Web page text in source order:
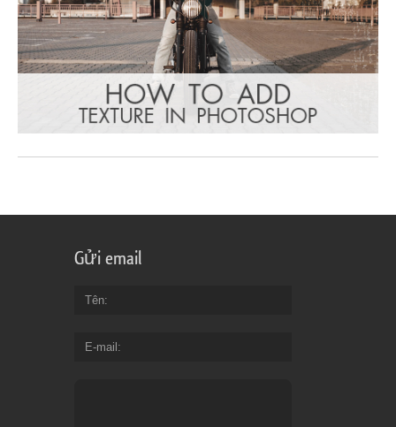
Gửi email
Tên
E-mail